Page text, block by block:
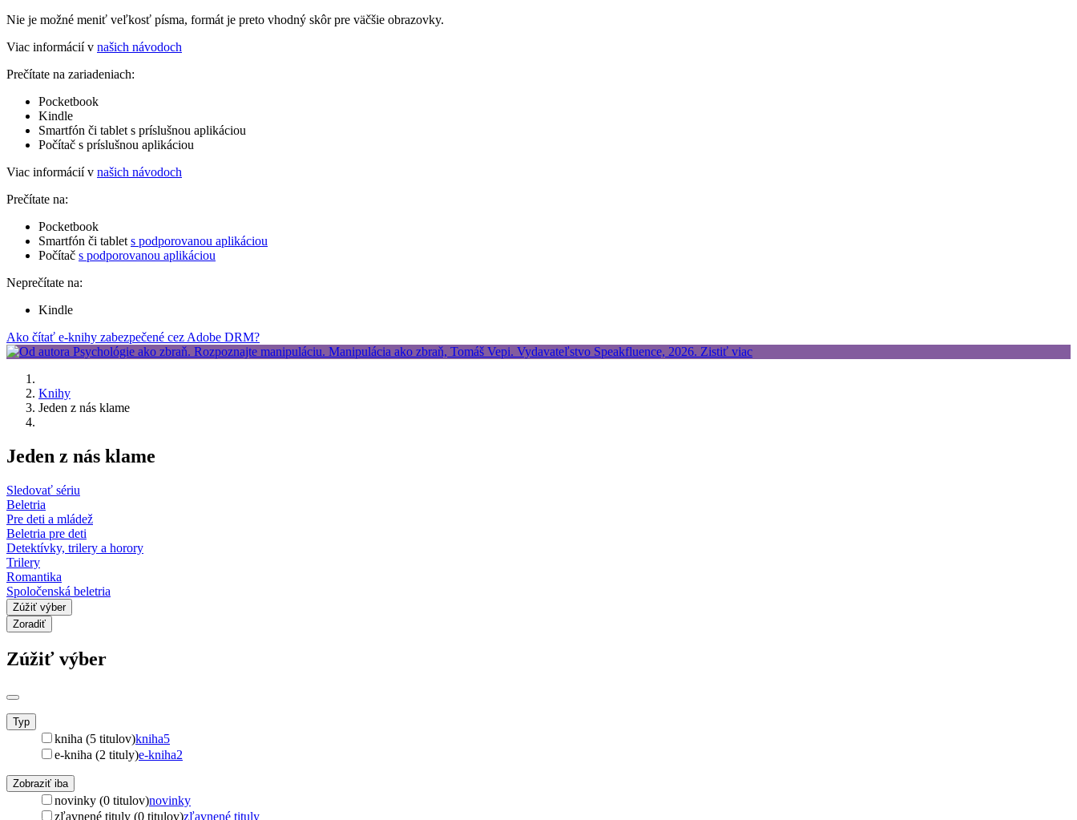
Nie je možné meniť veľkosť písma, formát je preto vhodný skôr pre väčšie obrazovky.
Viac informácií v našich návodoch
Prečítate na zariadeniach:
Pocketbook
Kindle
Smartfón či tablet s príslušnou aplikáciou
Počítač s príslušnou aplikáciou
Viac informácií v našich návodoch
Prečítate na:
Pocketbook
Smartfón či tablet s podporovanou aplikáciou
Počítač s podporovanou aplikáciou
Neprečítate na:
Kindle
Ako čítať e-knihy zabezpečené cez Adobe DRM?
Knihy
Jeden z nás klame
Jeden z nás klame
Sledovať sériu
Beletria
Pre deti a mládež
Beletria pre deti
Detektívky, trilery a horory
Trilery
Romantika
Spoločenská beletria
Zúžiť výber
Zoradiť
Zúžiť výber
Typ
kniha (5 titulov)kniha5
e-kniha (2 tituly)e-kniha2
Zobraziť iba
novinky (0 titulov)novinky
zľavnené tituly (0 titulov)zľavnené tituly